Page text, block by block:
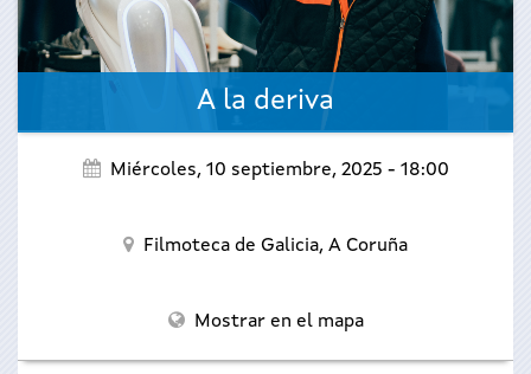
A la deriva
Miércoles, 10 septiembre, 2025 - 18:00
Filmoteca de Galicia, A Coruña
Mostrar en el mapa